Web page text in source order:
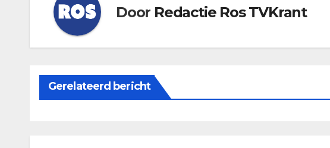
Door Redactie Ros TVKrant
Gerelateerd bericht